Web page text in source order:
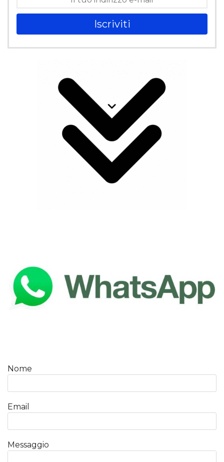
Iscriviti
Nome
Email
Messaggio